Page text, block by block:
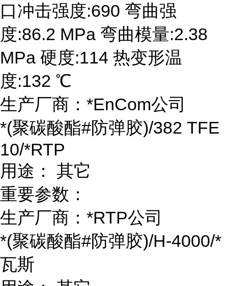
口冲击强度:690 弯曲强
度:86.2 MPa 弯曲模量:2.38
MPa 硬度:114 热变形温
度:132 ℃
生产厂商：*EnCom公司
*(聚碳酸酯#防弹胶)/382 TFE
10/*RTP
用途： 其它
重要参数：
生产厂商：*RTP公司
*(聚碳酸酯#防弹胶)/H-4000/*
瓦斯